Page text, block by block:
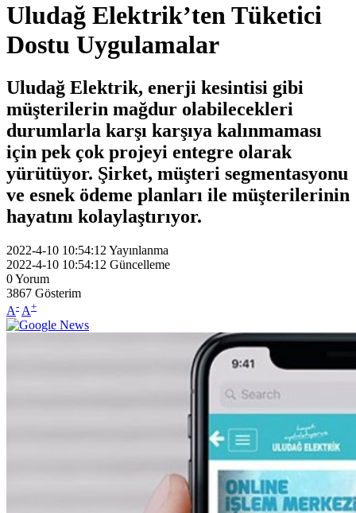
Uludağ Elektrik’ten Tüketici
Dostu Uygulamalar
Uludağ Elektrik, enerji kesintisi gibi
müşterilerin mağdur olabilecekleri
durumlarla karşı karşıya kalınmaması
için pek çok projeyi entegre olarak
yürütüyor. Şirket, müşteri segmentasyonu
ve esnek ödeme planları ile müşterilerinin
hayatını kolaylaştırıyor.
2022-4-10 10:54:12 Yayınlanma
2022-4-10 10:54:12 Güncelleme
0Yorum
3867 Gösterim
A- A+